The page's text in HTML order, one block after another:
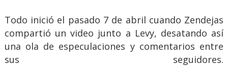
Todo inició el pasado 7 de abril cuando Zendejas
compartió un video junto a Levy, desatando así
una ola de especulaciones y comentarios entre
sus seguidores.